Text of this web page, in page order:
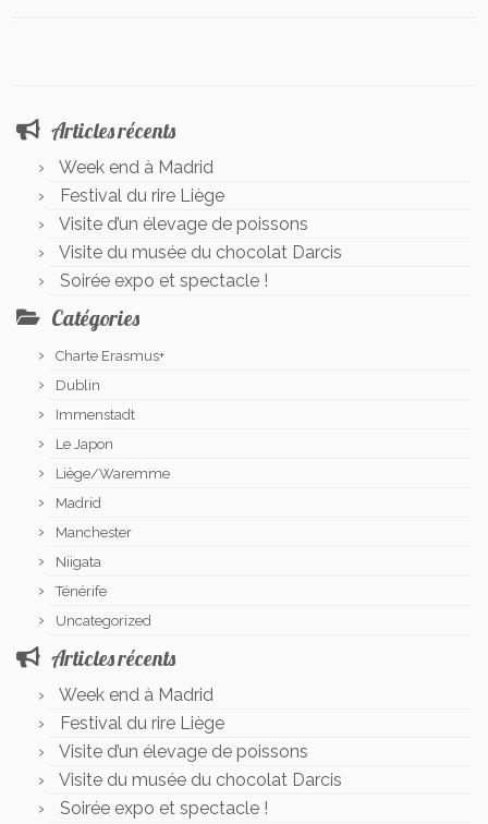
Articles récents
Week end à Madrid
Festival du rire Liège
Visite d’un élevage de poissons
Visite du musée du chocolat Darcis
Soirée expo et spectacle !
Catégories
Charte Erasmus+
Dublin
Immenstadt
Le Japon
Liège/Waremme
Madrid
Manchester
Niigata
Ténérife
Uncategorized
Articles récents
Week end à Madrid
Festival du rire Liège
Visite d’un élevage de poissons
Visite du musée du chocolat Darcis
Soirée expo et spectacle !